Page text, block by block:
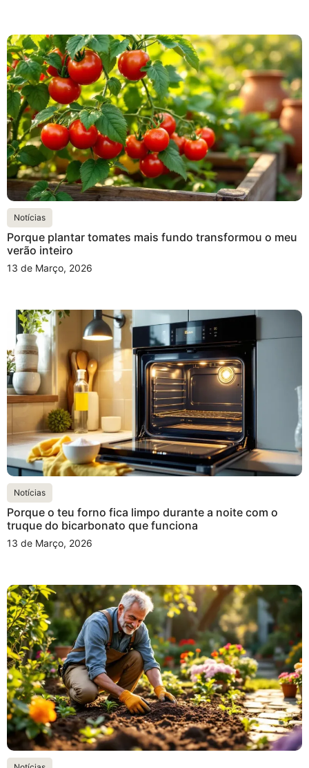
Notícias
Porque plantar tomates mais fundo transformou o meu
verão inteiro
13 de Março, 2026
Notícias
Porque o teu forno fica limpo durante a noite com o
truque do bicarbonato que funciona
13 de Março, 2026